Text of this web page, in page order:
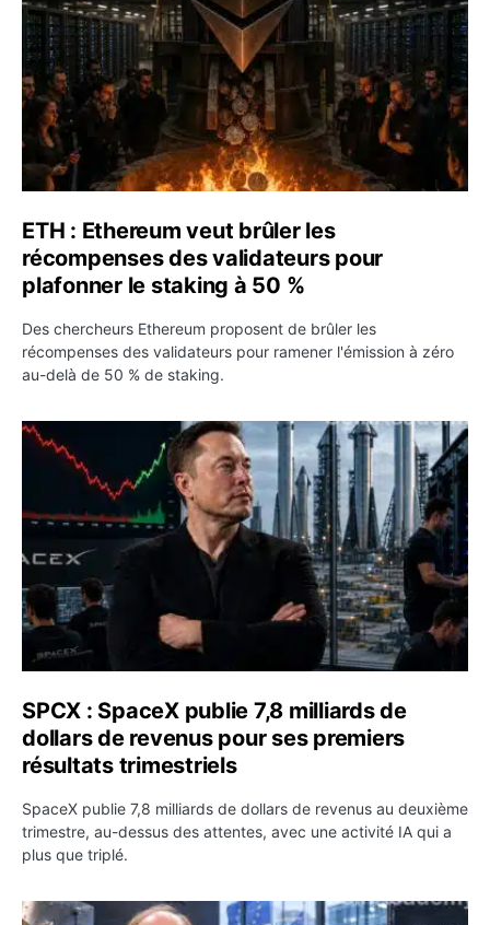
ETH : Ethereum veut brûler les
récompenses des validateurs pour
plafonner le staking à 50 %
Des chercheurs Ethereum proposent de brûler les
récompenses des validateurs pour ramener l'émission à zéro
au-delà de 50 % de staking.
SPCX : SpaceX publie 7,8 milliards de dollars de
SPCX : SpaceX publie 7,8 milliards de
dollars de revenus pour ses premiers
résultats trimestriels
SpaceX publie 7,8 milliards de dollars de revenus au deuxième
trimestre, au-dessus des attentes, avec une activité IA qui a
plus que triplé.
BlackRock tokenise 311 milliards de dollars de fonds